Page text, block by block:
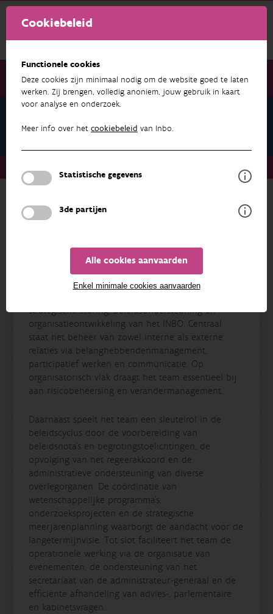
Cookiebeleid
Functionele cookies
Deze cookies zijn minimaal nodig om de website goed te laten
werken. Zij brengen, volledig anoniem, jouw gebruik in kaart
voor analyse en onderzoek.
Meer info over het cookiebeleid van Inbo.
Statistische gegevens
3de partijen
Alle cookies aanvaarden
Enkel minimale cookies aanvaarden
Communicatie en Beleid
Communicatie en Beleid
PROFIEL
ADRES
strategische sturing, beleidsondersteuning en
organisatieontwikkeling van het INBO. Centraal
staat het beheer van zowel interne als externe
relaties via belanghebbendenmanagement,
participatief werken en communicatie. Op
organisatorisch vlak draagt het team essentieel bij
aan risicobeheersing en verandermanagement.
Daarnaast speelt het team een sleutelrol in de
beleidscyclus door de voorbereiding van
beleidsnota’s en begrotingstoelichtingen, de
opvolging van het regeerakkoord en de
administratieve ondersteuning van diverse
overlegorganen. De coördinatie van
wetenschappelijke programma’s,
onderzoeksprojecten en de strategische
meerjarenplanning waarborgt de aandacht voor de
langetermijnvisie. Tot slot faciliteert het team de
operationele werking via de organisatie van
evenementen, de ondersteuning van het
secretariaat van de administrateur-generaal en de
efficiënte afhandeling van advies-, parlementaire
en kabinetsvragen.